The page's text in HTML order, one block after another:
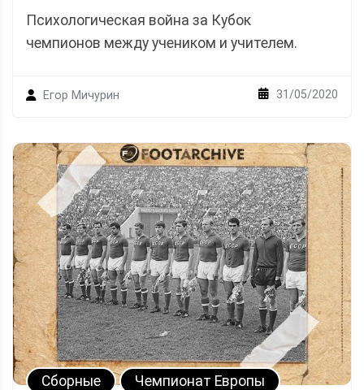
Психологическая война за Кубок
чемпионов между учеником и учителем.
Егор Мичурин 31/05/2020
Сборные Чемпионат Европы